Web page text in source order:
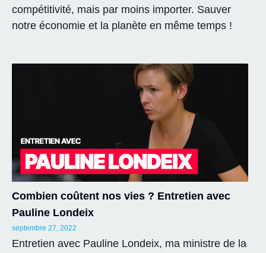
compétitivité, mais par moins importer. Sauver
notre économie et la planète en même temps !
Combien coûtent nos vies ? Entretien avec
Pauline Londeix
septembre 27, 2022
Entretien avec Pauline Londeix, ma ministre de la